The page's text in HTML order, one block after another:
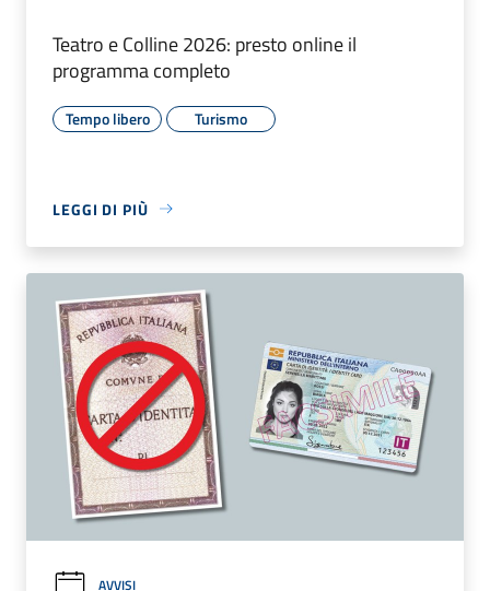
Teatro e Colline 2026: presto online il
programma completo
Tempo libero Turismo
LEGGI DI PIÙ
AVVISI